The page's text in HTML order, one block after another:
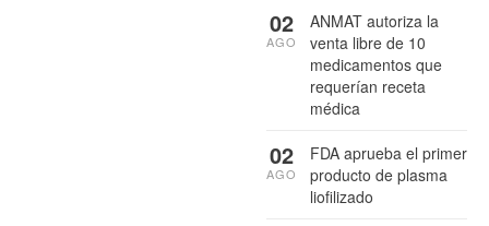
ANMAT autoriza la
venta libre de 10
medicamentos que
requerían receta
médica
02
AGO
FDA aprueba el primer
producto de plasma
liofilizado
02
AGO